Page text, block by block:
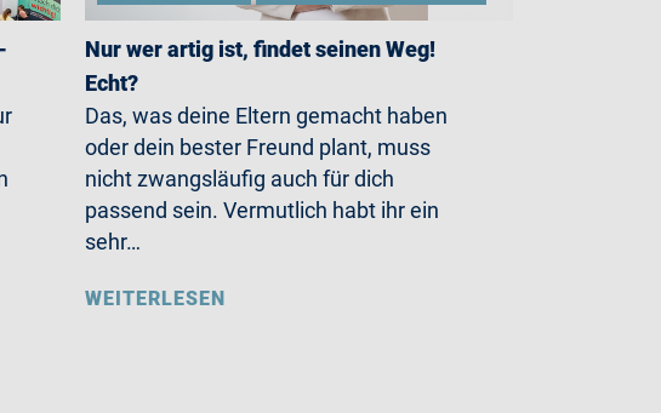
Nur wer artig ist, findet seinen Weg!
Echt?
Das, was deine Eltern gemacht haben
oder dein bester Freund plant, muss
nicht zwangsläufig auch für dich
passend sein. Vermutlich habt ihr ein
sehr…
WEITERLESEN